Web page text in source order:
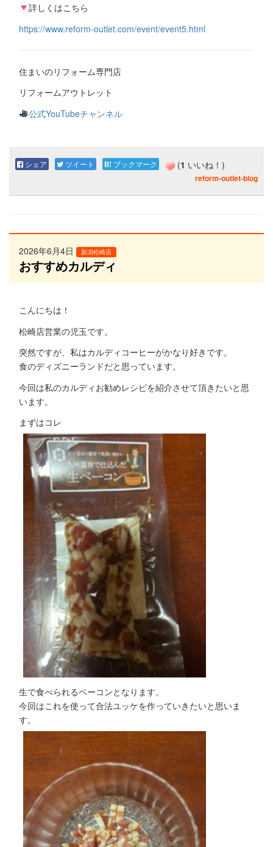
詳しくはこちら
https://www.reform-outlet.com/event/event5.html
住まいのリフォーム専門店
リフォームアウトレット
公式YouTubeチャンネル
シェア ツイート ブックマーク (1 いいね！)
reform-outlet-blog
2026年6月4日 新潟松崎店
おすすめカルディ
こんにちは！
松崎店営業の児玉です。
突然ですが、私はカルディコーヒーがかなり好きです。
食のディズニーランドだと思っています。
今回は私のカルディお勧めレシピを紹介させて頂きたいと思
います。
まずはコレ
生で食べられるベーコンとなります。
今回はこれを使って合法ユッケを作っていきたいと思いま
す。